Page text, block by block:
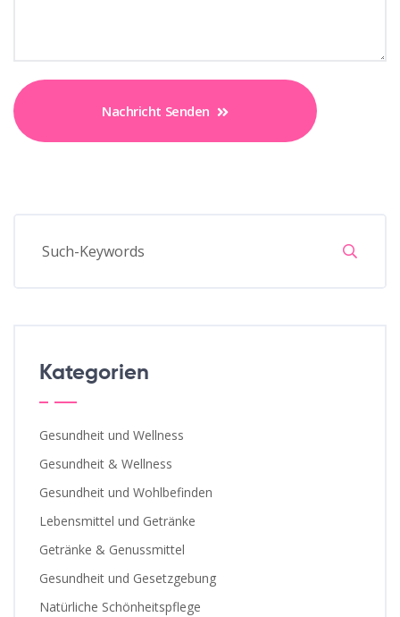
Nachricht Senden
Kategorien
Gesundheit und Wellness
Gesundheit & Wellness
Gesundheit und Wohlbefinden
Lebensmittel und Getränke
Getränke & Genussmittel
Gesundheit und Gesetzgebung
Natürliche Schönheitspflege